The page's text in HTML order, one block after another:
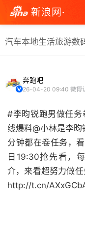
新浪网·
汽车本地生活旅游数
奔跑吧
26-04-20 09:40 微博
#李昀锐跑男做任
线爆料@小林是李
分钟都在卷任务，
日19:30抢先看，
介，来看超努力做
http://t.cn/